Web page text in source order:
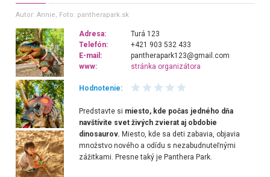
Autor: Annie, Foto: pantherapark.sk
Adresa:
Turá 123
Telefón:
+421 903 532 433
E-mail:
pantherapark123@gmail.com
www:
stránka organizátora
Hodnotenie:
Predstavte si miesto, kde počas jedného dňa
navštívite svet živých zvierat aj obdobie
dinosaurov. Miesto, kde sa deti zabavia, objavia
množstvo nového a odídu s nezabudnuteľnými
zážitkami. Presne taký je Panthera Park.